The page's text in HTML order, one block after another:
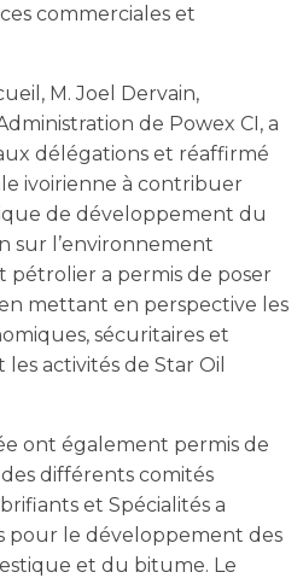
commerciales et
M. Joel Dervain,
de Powex CI, a
délégations et réaffirmé
ivoirienne à contribuer
de développement du
sur l’environnement
a permis de poser
mettant en perspective les
sécuritaires et
activités de Star Oil
ont également permis de
différents comités
et Spécialités a
pour le développement des
et du bitume. Le